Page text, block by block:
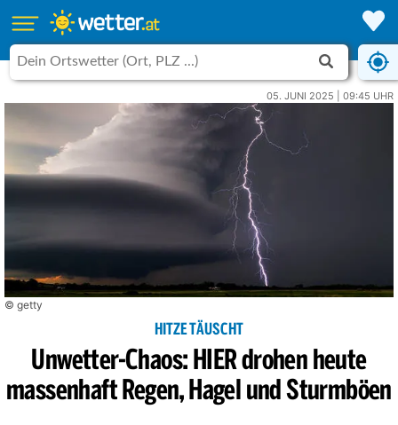
05. JUNI 2025 | 09:45 UHR
© getty
HITZE TÄUSCHT
Unwetter-Chaos: HIER drohen heute
massenhaft Regen, Hagel und Sturmböen